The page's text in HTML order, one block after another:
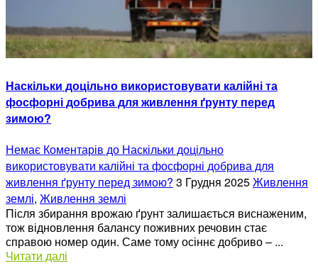
Наскільки доцільно використовувати калійні та
фосфорні добрива для живлення ґрунту перед
зимою?
Немає Коментарів до Наскільки доцільно
використовувати калійні та фосфорні добрива для
живлення ґрунту перед зимою? 3 Грудня 2025Живлення
землі, Живлення землі
Після збирання врожаю ґрунт залишається виснаженим,
тож відновлення балансу поживних речовин стає
справою номер один. Саме тому осіннє добриво – ...
Читати далі